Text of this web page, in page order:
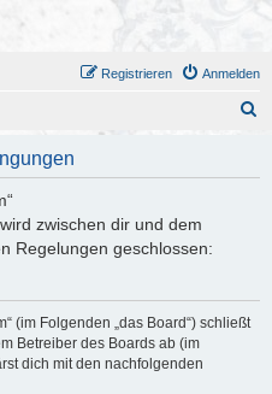
Anmelden
Registrieren
zwischen dir und dem
Regelungen geschlossen:
(im Folgenden „das Board“) schließt
Betreiber des Boards ab (im
dich mit den nachfolgenden